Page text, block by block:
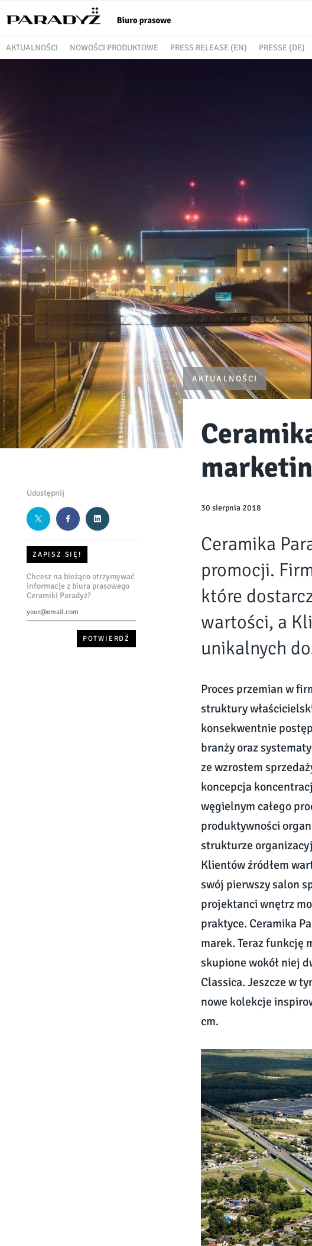
AKTUALNOŚCI NOWOŚCI PRODUKTOWE PRESS RELEASE (EN) PRESSE (DE)
Udostępnij
ZAPISZ SIĘ!
Chcesz na bieżąco otrzymywać
informacje z biura prasowego
Ceramiki Paradyż?
AKTUALNOŚCI
30 sierpnia 2018
Ceramika
promocji.
które
wartości, a
unikalnych
Proces przemian w
struktury
konsekwentnie
branży oraz
ze wzrostem
koncepcja
węgielnym całego
produktywności
strukturze
Klientów źródłem
swój pierwszy salon
projektanci wnętrz
praktyce. Ceramika
marek. Teraz funkcję
skupione wokół niej
Classica. Jeszcze w
nowe kolekcje
cm.